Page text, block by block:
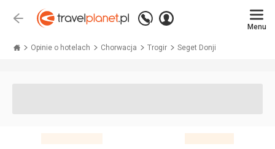
Wstecz
Zadzwoń
+48 71 771 76 55
Zaloguj
Menu
Opinie o hotelach Chorwacja Trogir Seget Donji